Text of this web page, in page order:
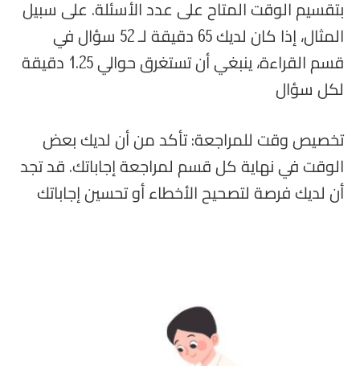
بتقسيم الوقت المتاح على عدد الأسئلة. على سبيل
المثال، إذا كان لديك 65 دقيقة لـ 52 سؤال في
قسم القراءة، ينبغي أن تستغرق حوالي 1.25 دقيقة
لكل سؤال
تخصيص وقت للمراجعة: تأكد من أن لديك بعض
الوقت في نهاية كل قسم لمراجعة إجاباتك. قد تجد
أن لديك فرصة لتصحيح الأخطاء أو تحسين إجاباتك